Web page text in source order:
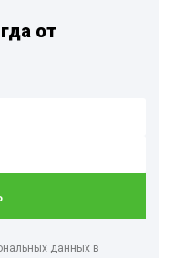
от
данных в